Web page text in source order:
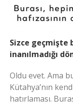
Sizce geçmişte
inanılmadığı
Oldu evet. Ama
Kütahya’nın
hatırlaması.